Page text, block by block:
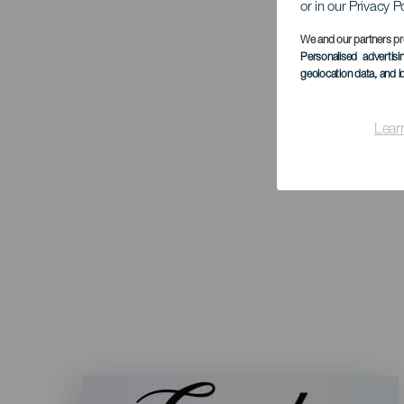
or in our Privacy
We and our partners
Personalised
geolocation data, and